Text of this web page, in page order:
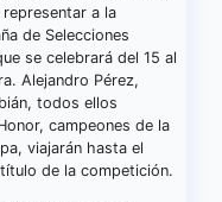
representar a la
de Selecciones
se celebrará del 15 al
Alejandro Pérez,
todos ellos
campeones de la
viajarán hasta el
de la competición.